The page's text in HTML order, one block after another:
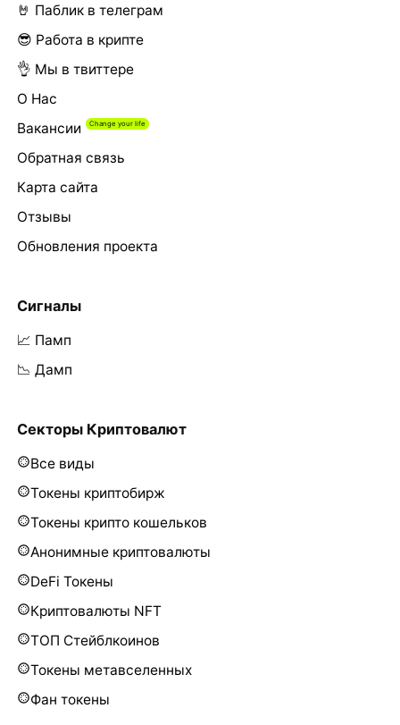
🤘 Паблик в телеграм
😎 Работа в крипте
👌 Мы в твиттере
О Нас
Вакансии
Обратная связь
Карта сайта
Отзывы
Обновления проекта
Сигналы
📈 Памп
📉 Дамп
Секторы Криптовалют
Все виды
Токены криптобирж
Токены крипто кошельков
Анонимные криптовалюты
DeFi Токены
Криптовалюты NFT
ТОП Стейблкоинов
Токены метавселенных
Фан токены